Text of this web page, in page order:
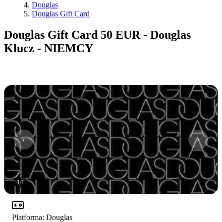
Douglas
Douglas Gift Card
Douglas Gift Card 50 EUR - Douglas
Klucz - NIEMCY
1/1
Platforma: Douglas